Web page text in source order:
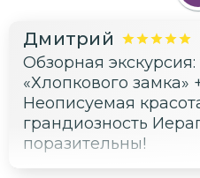
Дмитрий
Обзорная
«Хлопкового замка»
Неописуемая
грандиозность
поразительны!